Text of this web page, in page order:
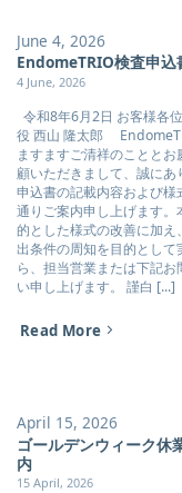
June 4, 2026
EndomeTRIO検査申
4 June, 2026
令和8年6月2日 お客様各
役 西山 隆太郎
ますますご清祥のことと
顧いただきまして、誠に
申込書の記載内容および
通りご案内申し上げます
的とした様式の改善に加
出条件の周知を目的とし
ら、担当営業または下記
い申し上げます。 謹白 [...]
Read More
April 15, 2026
ゴールデンウィーク休
内
15 April, 2026